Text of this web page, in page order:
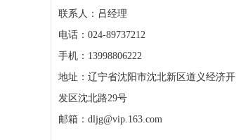
联系人：吕经理
电话：024-89737212
手机：13998806222
地址：辽宁省沈阳市沈北新区道义经济开
发区沈北路29号
邮箱：dljg@vip.163.com